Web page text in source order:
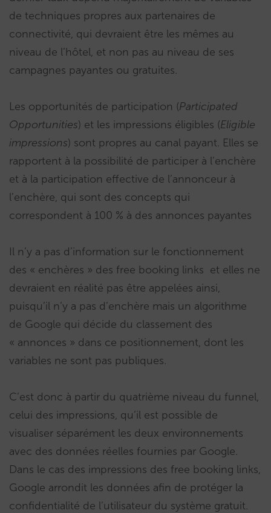
de techniques propres aux partenaires de
connectivité, qui devraient être les mêmes au
niveau de l’hôtel, et non pas au niveau de ses
campagnes payantes ou gratuites.
Les opportunités de participation (Participated
Opportunities) et les impressions éligibles (Eligible
impressions) sont propres au canal payant. Elles se
rapportent à la possibilité de participer à l’enchère
et à la participation effective de l’annonceur à
l’enchère, qui sont des concepts qui
correspondent à 100 % à des annonces payantes
Il n’y a pas d’information sur le fonctionnement
des « enchères » des free booking links et elles ne
devraient en réalité pas être appelées ainsi,
puisqu’il n’y a pas d’enchère mais un algorithme
de Google qui décide du classement des
« annonces » dans ce positionnement, dont les
variables ne sont pas publiques.
C’est donc à partir du quatrième niveau du funnel,
celui des impressions, qu’il est possible de
visualiser séparément les deux environnements
avec des données réelles fournies par Google.
Dans le cas des impressions des free booking links,
Google arrondit les données afin de protéger la
confidentialité de l’utilisateur du système gratuit.